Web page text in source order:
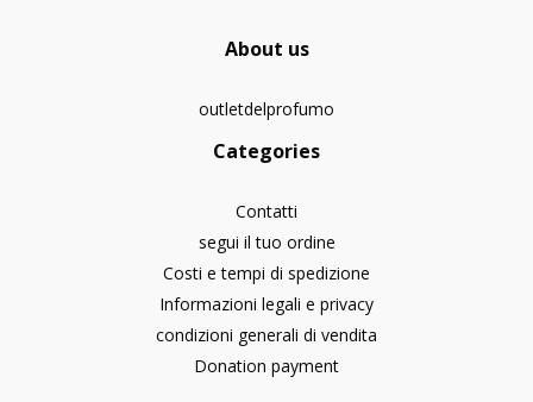
About us
outletdelprofumo
Categories
Contatti
segui il tuo ordine
Costi e tempi di spedizione
Informazioni legali e privacy
condizioni generali di vendita
Donation payment